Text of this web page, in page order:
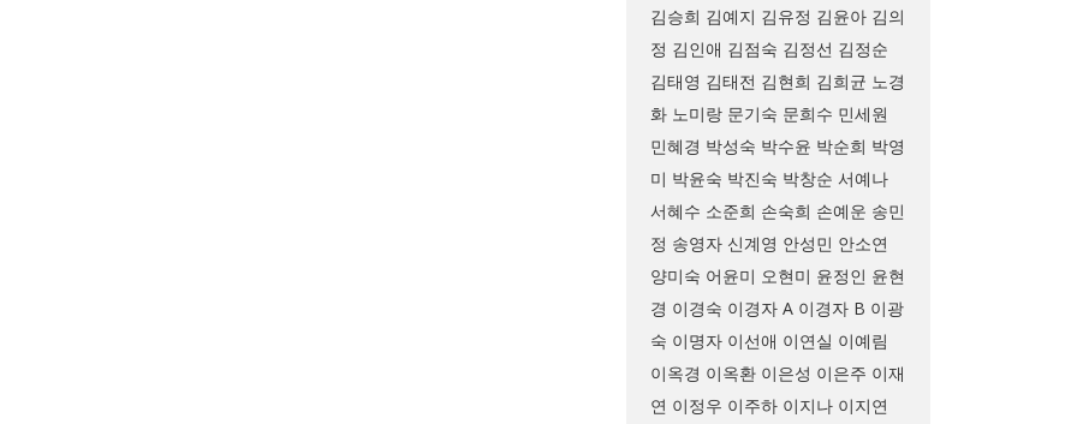
김승희 김예지 김유정 김윤아 김의
정 김인애 김점숙 김정선 김정순
김태영 김태전 김현희 김희균 노경
화 노미랑 문기숙 문희수 민세원
민혜경 박성숙 박수윤 박순희 박영
미 박윤숙 박진숙 박창순 서예나
서혜수 소준희 손숙희 손예운 송민
정 송영자 신계영 안성민 안소연
양미숙 어윤미 오현미 윤정인 윤현
경 이경숙 이경자 A 이경자 B 이광
숙 이명자 이선애 이연실 이예림
이옥경 이옥환 이은성 이은주 이재
연 이정우 이주하 이지나 이지연